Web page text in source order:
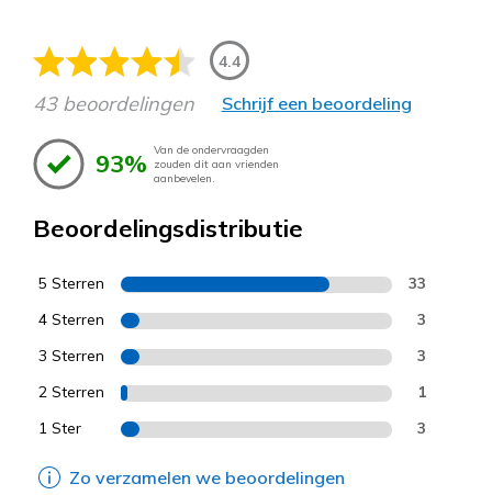
4.4
43 beoordelingen Schrijf een beoordeling
93% Van de ondervraagden
zouden dit aan vrienden
aanbevelen.
Beoordelingsdistributie
5 Sterren 33
4 Sterren 3
3 Sterren 3
2 Sterren 1
1 Ster 3
Zo verzamelen we beoordelingen